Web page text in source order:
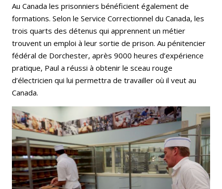
Au Canada les prisonniers bénéficient également de
formations. Selon le Service Correctionnel du Canada, les
trois quarts des détenus qui apprennent un métier
trouvent un emploi à leur sortie de prison. Au pénitencier
fédéral de Dorchester, après 9000 heures d’expérience
pratique, Paul a réussi à obtenir le sceau rouge
d’électricien qui lui permettra de travailler où il veut au
Canada.